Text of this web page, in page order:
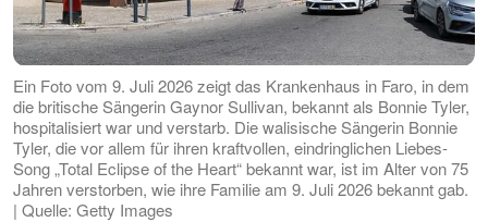
Ein Foto vom 9. Juli 2026 zeigt das Krankenhaus in Faro, in dem
die britische Sängerin Gaynor Sullivan, bekannt als Bonnie Tyler,
hospitalisiert war und verstarb. Die walisische Sängerin Bonnie
Tyler, die vor allem für ihren kraftvollen, eindringlichen Liebes-
Song „Total Eclipse of the Heart“ bekannt war, ist im Alter von 75
Jahren verstorben, wie ihre Familie am 9. Juli 2026 bekannt gab.
| Quelle: Getty Images